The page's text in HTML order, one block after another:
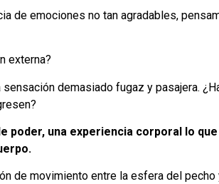
de emociones no tan agradables,
externa?
demasiado fugaz y pasajera.
poder, una experiencia corporal lo
de movimiento entre la esfera del pecho